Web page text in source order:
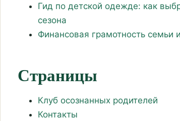
Гид по детской одежде: как
сезона
Финансовая грамотность семьи
Страницы
Клуб осознанных родителей
Контакты